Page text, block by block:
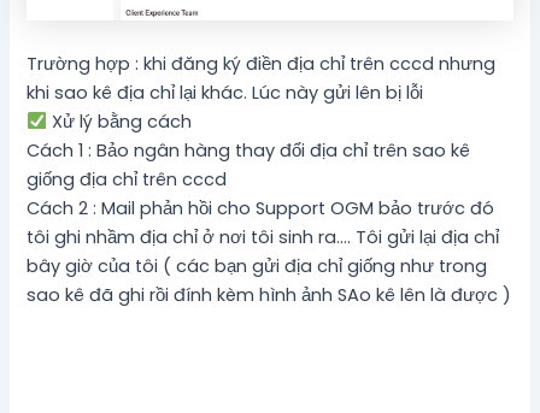
Trường hợp : khi đăng ký điền địa chỉ trên cccd nhưng
khi sao kê địa chỉ lại khác. Lúc này gửi lên bị lỗi
Xử lý bằng cách
Cách 1 : Bảo ngân hàng thay đổi địa chỉ trên sao kê
giống địa chỉ trên cccd
Cách 2 : Mail phản hồi cho Support OGM bảo trước đó
tôi ghi nhầm địa chỉ ở nơi tôi sinh ra…. Tôi gửi lại địa chỉ
bây giờ của tôi ( các bạn gửi địa chỉ giống như trong
sao kê đã ghi rồi đính kèm hình ảnh SAo kê lên là được )